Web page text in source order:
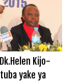
Kijo-
yake ya